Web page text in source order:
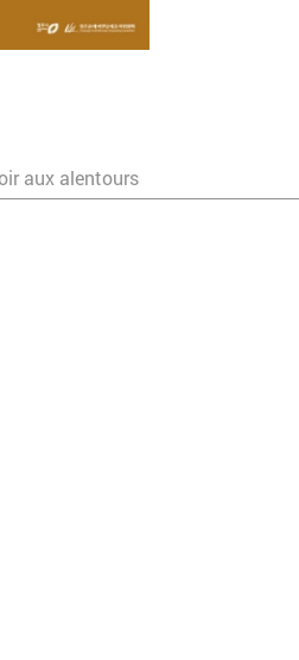
aux alentours